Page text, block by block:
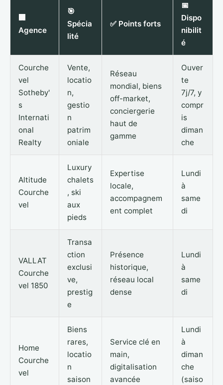
🏢
Agence
🎯
Spécia
lité
✅ Points forts
📅
Dispo
nibilit
é
Courche
vel
Sotheby'
s
Internati
onal
Realty
Vente,
locatio
n,
gestio
n
patrim
oniale
Réseau
mondial, biens
off-market,
conciergerie
haut de
gamme
Ouver
te
7j/7, y
compr
is
diman
che
Altitude
Courche
vel
Luxury
chalets
, ski
aux
pieds
Expertise
locale,
accompagnem
ent complet
Lundi
à
same
di
VALLAT
Courche
vel 1850
Transa
ction
exclusi
ve,
prestig
e
Présence
historique,
réseau local
dense
Lundi
à
same
di
Home
Courche
vel
Biens
rares,
locatio
n
saison
Service clé en
main,
digitalisation
avancée
Lundi
à
diman
che
(saiso